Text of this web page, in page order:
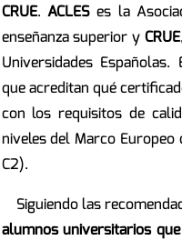
CRUE.ACLESes la
enseñanza superior yCRUE
Universidades
que acreditan qué
con los requisitos de
niveles del Marco Europeo
C2).
Siguiendo las
alumnos universitarios